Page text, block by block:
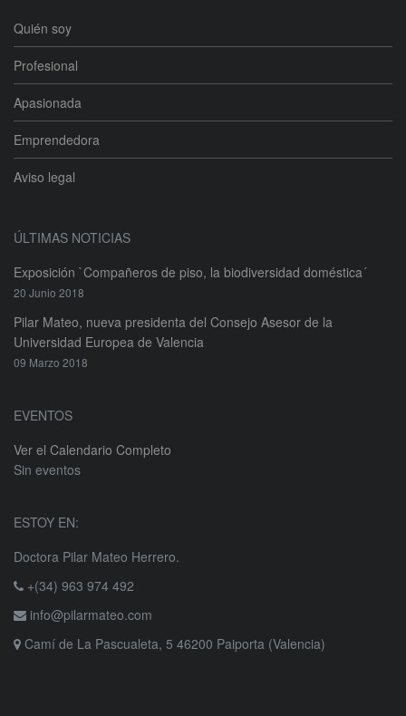
Quién soy
Profesional
Apasionada
Emprendedora
Aviso legal
ÚLTIMAS NOTICIAS
Exposición `Compañeros de piso, la biodiversidad doméstica´
20 Junio 2018
Pilar Mateo, nueva presidenta del Consejo Asesor de la
Universidad Europea de Valencia
09 Marzo 2018
EVENTOS
Ver el Calendario Completo
Sin eventos
ESTOY EN:
Doctora Pilar Mateo Herrero.
+(34) 963 974 492
info@pilarmateo.com
Camí de La Pascualeta, 5 46200 Paiporta (Valencia)